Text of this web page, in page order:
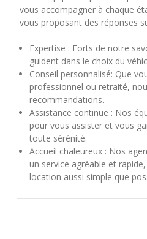
vous accompagner à chaque
vous proposant des réponses
Expertise : Forts de notre
guident dans le choix du
Conseil personnalisé: Que
professionnel ou retraité,
recommandations.
Assistance continue : Nos
pour vous assister et vous
toute sérénité.
Accueil chaleureux : Nos
un service agréable et
location aussi simple que